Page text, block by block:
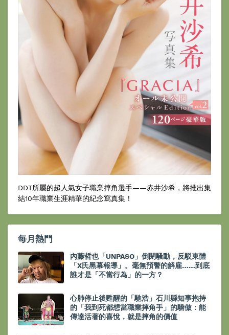
DDT所屬的超人氣女子職業摔角選手——赤井沙希，將推出集
結10年職業生涯精華的紀念寫真集！
每月熱門
內藤哲也「UNPASO」倒閉騷動，反駁東體
「X氏黑幕報導」。毫無預警的解雇……到底
誰才是「不當行為」的一方？
心肺停止後甦醒的「馳浩」石川縣知事抱持
的「我到死都想當職業摔角手」的驕傲：能
傳達活著的喜悅，就是摔角的價值